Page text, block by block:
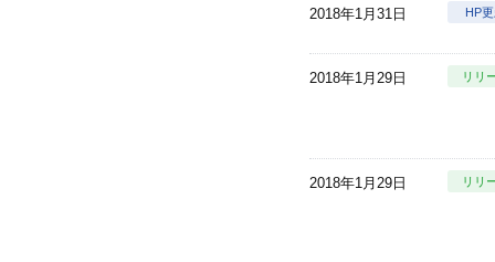
2018年1月31日 HP
2018年1月29日 リリ
2018年1月29日 リリ